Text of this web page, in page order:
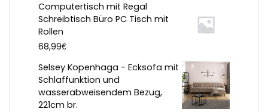
Computertisch mit Regal
Schreibtisch Büro PC Tisch mit
Rollen
68,99€
Selsey Kopenhaga - Ecksofa mit
Schlaffunktion und
wasserabweisendem Bezug,
221cm br.